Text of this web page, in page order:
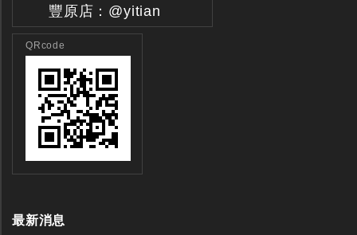
豐原店：@yitian
QRcode
最新消息